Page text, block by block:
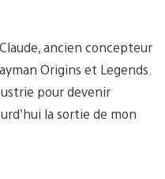
ancien concepteur
Origins et Legends.
pour devenir
la sortie de mon